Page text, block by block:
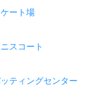
ート場
スコート
ティングセンター